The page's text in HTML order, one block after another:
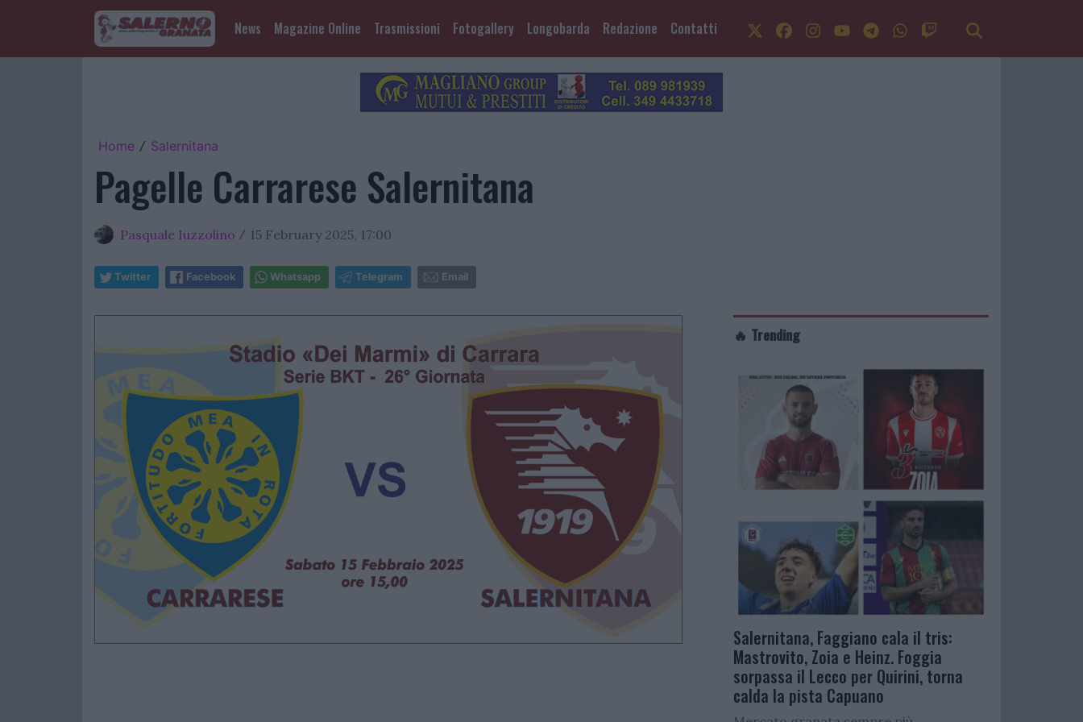
News Magazine Online Trasmissioni Fotogallery Longobarda Redazione Contatti
Home / Salernitana
Pagelle Carrarese Salernitana
Pasquale Iuzzolino / 15 February 2025, 17:00
Twitter Facebook Whatsapp Telegram Email
🔥 Trending
Salernitana, Faggiano cala il tris:
Mastrovito, Zoia e Heinz. Foggia
sorpassa il Lecco per Quirini, torna
calda la pista Capuano